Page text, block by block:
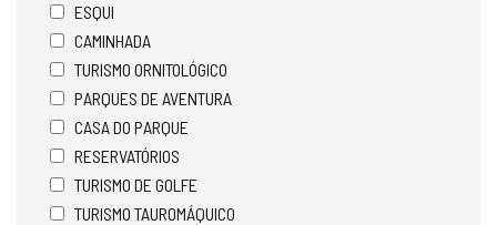
ESQUI
CAMINHADA
TURISMO ORNITOLÓGICO
PARQUES DE AVENTURA
CASA DO PARQUE
RESERVATÓRIOS
TURISMO DE GOLFE
TURISMO TAUROMÁQUICO